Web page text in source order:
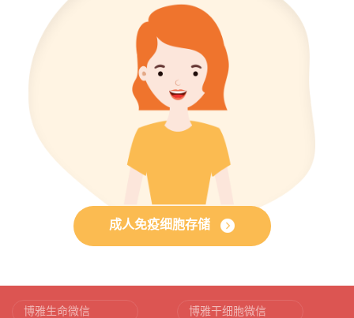
成人免疫细胞存储
博雅生命微信 博雅干细胞微信